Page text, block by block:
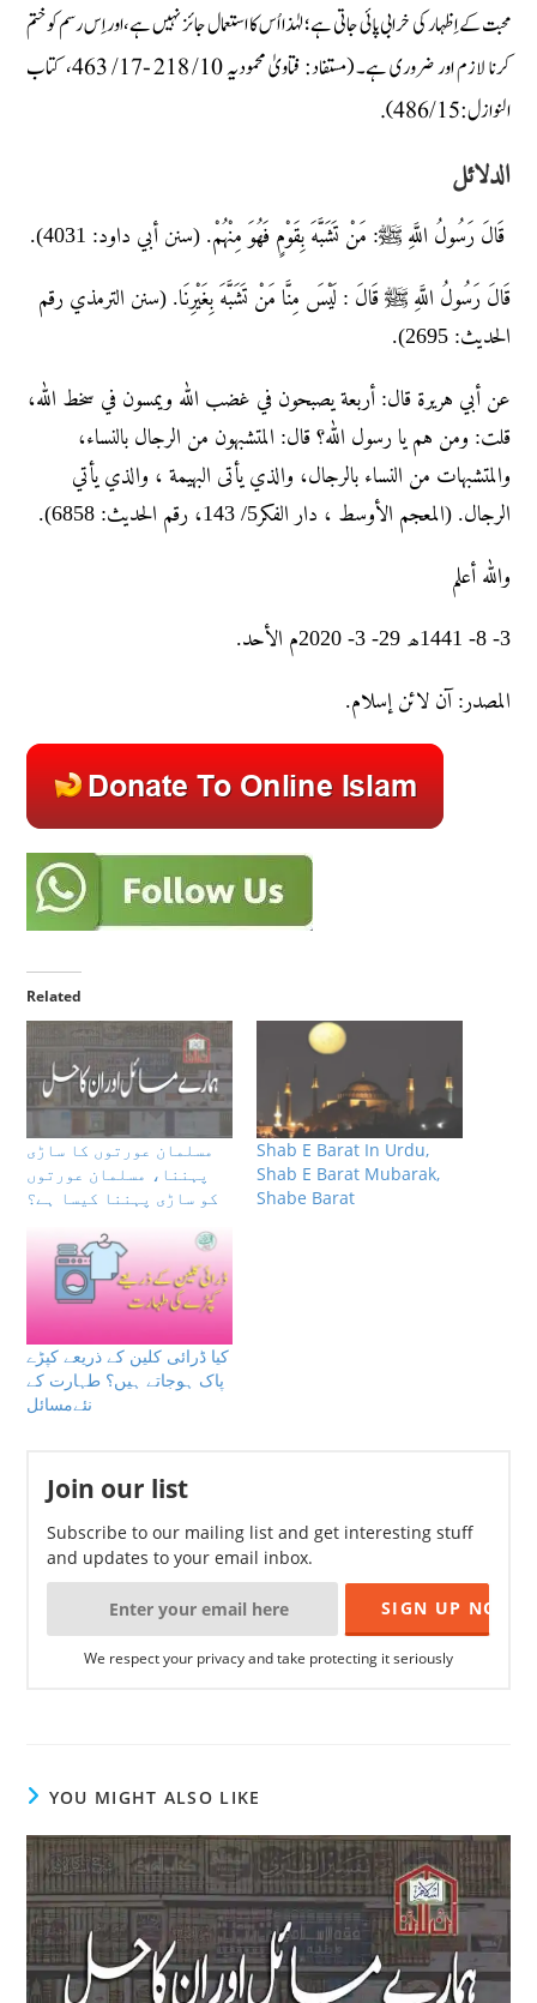
محبت کے اِظہار کی خرابی پائی جاتی ہے؛ لہٰذا اُس کا استعمال جائز نہیں ہے، اور اِس رسم کو ختم
کرنا لازم اور ضروری ہے۔ (مستفاد: فتاویٰ محمودیہ 10/ 218 -17/ 463، کتاب
النوازل: 15/ 486).
الدلائل
قَالَ رَسُولُ اللَّهِ ﷺ: مَنْ تَشَبَّهَ بِقَوْمٍ فَهُوَ مِنْهُمْ. (سنن أبي داود: 4031).
قَالَ رَسُولُ اللَّهِ ﷺ قَالَ : لَيْسَ مِنَّا مَنْ تَشَبَّهَ بِغَيْرِنَا. (سنن الترمذي رقم
الحديث: 2695).
عن أبي هریرۃ قال: أربعة یصبحون في غضب الله ویمسون في سخط الله،
قلت: ومن هم یا رسول الله؟ قال: المتشبهون من الرجال بالنساء،
والمتشبهات من النساء بالرجال، والذي یأتی البهیمة ، والذي یأتي
الرجال. (المعجم الأوسط ، دار الفکر5/ 143، رقم الحدیث: 6858).
والله أعلم
3- 8- 1441ھ 29- 3- 2020م الأحد.
المصدر: آن لائن إسلام.
Related
مسلمان عورتوں کا ساڑی
پہننا، مسلمان عورتوں
کو ساڑی پہننا کیسا ہے؟
Shab E Barat In Urdu,
Shab E Barat Mubarak,
Shabe Barat
كيا ڈرائی کلین کے ذریعے کپڑے
پاک ہوجاتے ہیں؟ طہارت كے
نئےمسائل
Join our list
Subscribe to our mailing list and get interesting stuff
and updates to your email inbox.
We respect your privacy and take protecting it seriously
YOU MIGHT ALSO LIKE